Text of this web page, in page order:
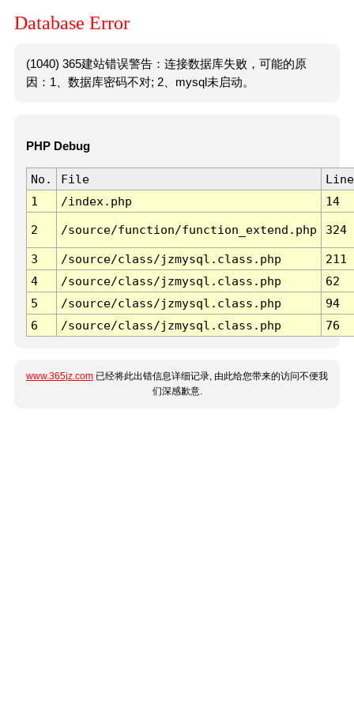
Database Error
(1040) 365建站错误警告：连接数据库失败，可能的原
因：1、数据库密码不对; 2、mysql未启动。
PHP Debug
No. File
Line
1
/index.php 14
2 /source/function/function_extend.php 324
3 /source/class/jzmysql.class.php
211
4
/source/class/jzmysql.class.php
62
5
/source/class/jzmysql.class.php
94
6
/source/class/jzmysql.class.php 76
www.365jz.com 已经将此出错信息详细记录, 由此给您带来的访问不便我
们深感歉意.